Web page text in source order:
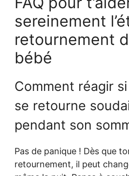
sereinement
retournement
bébé
Comment réagir
se retourne
pendant son
Pas de panique ! Dès que
retournement, il peut